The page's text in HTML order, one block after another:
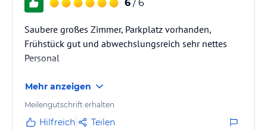
6 / 6
Saubere großes Zimmer, Parkplatz vorhanden,
Frühstück gut und abwechslungsreich sehr nettes
Personal
Mehr anzeigen
Meilengutschrift erhalten
Hilfreich Teilen